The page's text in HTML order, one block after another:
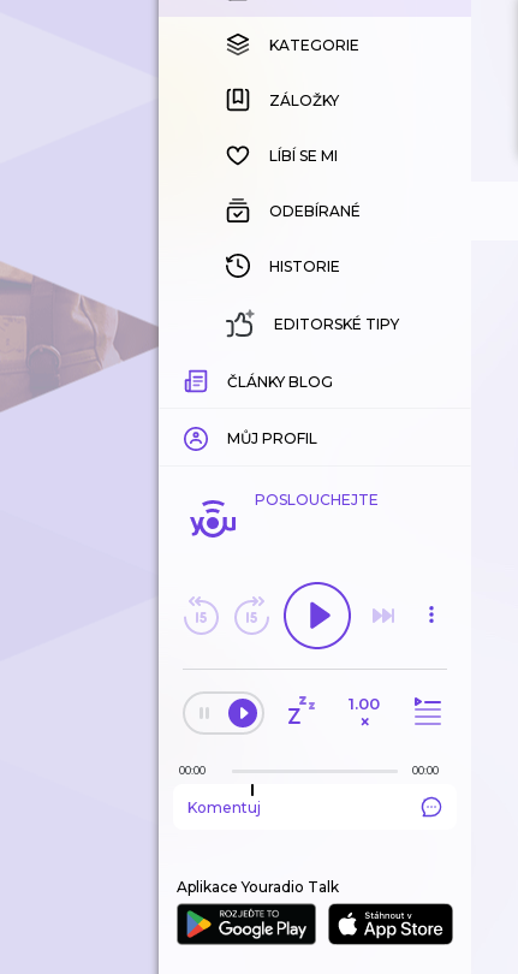
KATEGORIE
ZÁLOŽKY
HISTORIE
KATEGORIE
ZÁLOŽKY
LÍBÍ SE MI
ODEBÍRANÉ
HISTORIE
EDITORSKÉ TIPY
ČLÁNKY BLOG
MŮJ PROFIL
POSLOUCHEJTE
1.00
×
00:00 00:00
Komentuj
Aplikace Youradio Talk